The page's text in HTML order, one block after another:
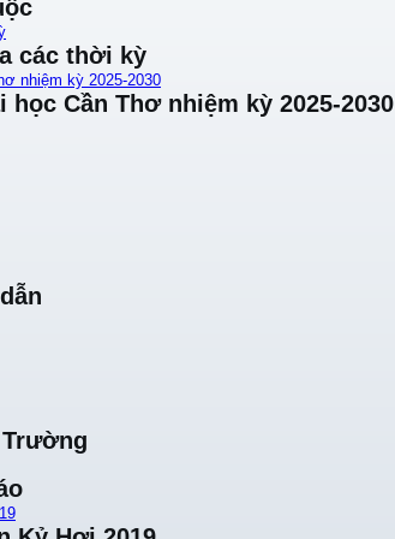
các thời kỳ
nhiệm kỳ 2025-2030
học Cần Thơ nhiệm kỳ 2025-2030